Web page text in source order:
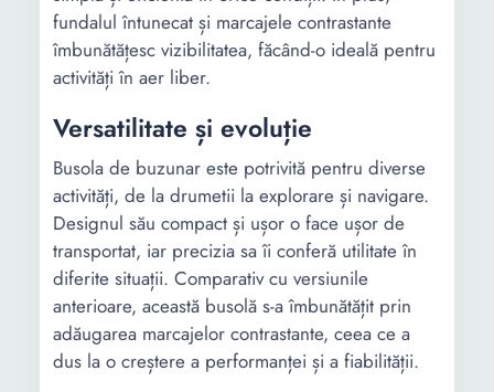
fundalul întunecat și marcajele contrastante
îmbunătățesc vizibilitatea, făcând-o ideală pentru
activități în aer liber.
Versatilitate și evoluție
Busola de buzunar este potrivită pentru diverse
activități, de la drumetii la explorare și navigare.
Designul său compact și ușor o face ușor de
transportat, iar precizia sa îi conferă utilitate în
diferite situații. Comparativ cu versiunile
anterioare, această busolă s-a îmbunătățit prin
adăugarea marcajelor contrastante, ceea ce a
dus la o creștere a performanței și a fiabilității.